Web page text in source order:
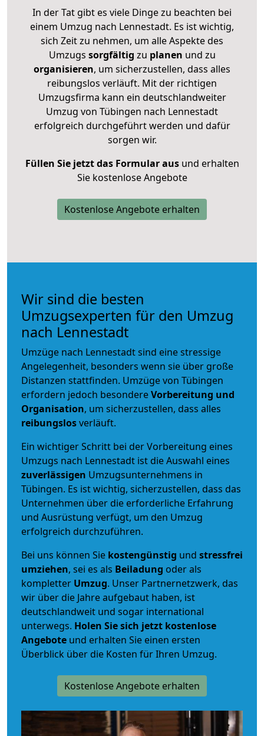
In der Tat gibt es viele Dinge zu beachten bei
einem Umzug nach Lennestadt. Es ist wichtig,
sich Zeit zu nehmen, um alle Aspekte des
Umzugs sorgfältig zu planen und zu
organisieren, um sicherzustellen, dass alles
reibungslos verläuft. Mit der richtigen
Umzugsfirma kann ein deutschlandweiter
Umzug von Tübingen nach Lennestadt
erfolgreich durchgeführt werden und dafür
sorgen wir.
Füllen Sie jetzt das Formular ausund erhalten
Sie kostenlose Angebote
Kostenlose Angebote erhalten
Wir sind die besten
Umzugsexperten für den Umzug
nach Lennestadt
Umzüge nach Lennestadt sind eine stressige
Angelegenheit, besonders wenn sie über große
Distanzen stattfinden. Umzüge von Tübingen
erfordern jedoch besondereVorbereitung und
Organisation, um sicherzustellen, dass alles
reibungslosverläuft.
Ein wichtiger Schritt bei der Vorbereitung eines
Umzugs nach Lennestadt ist die Auswahl eines
zuverlässigen Umzugsunternehmens in
Tübingen. Es ist wichtig, sicherzustellen, dass das
Unternehmen über die erforderliche Erfahrung
und Ausrüstung verfügt, um den Umzug
erfolgreich durchzuführen.
Bei uns können Sie kostengünstig und stressfrei
umziehen, sei es als Beiladung oder als
kompletter Umzug. Unser Partnernetzwerk, das
wir über die Jahre aufgebaut haben, ist
deutschlandweit und sogar international
unterwegs. Holen Sie sich jetzt kostenlose
Angebote und erhalten Sie einen ersten
Überblick über die Kosten für Ihren Umzug.
Kostenlose Angebote erhalten